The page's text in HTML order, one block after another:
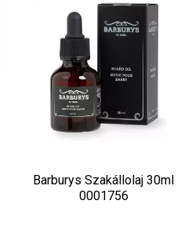
Barburys Szakállolaj 30ml
0001756